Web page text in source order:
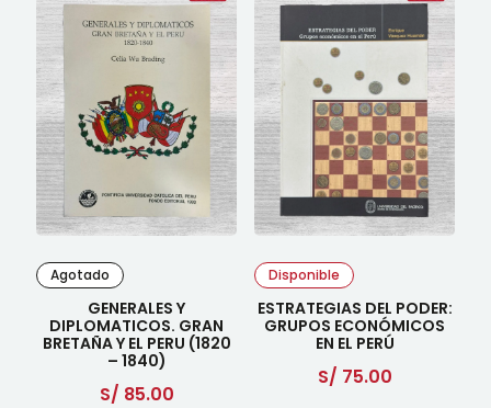
Agotado
GENERALES Y
DIPLOMATICOS. GRAN
BRETAÑA Y EL PERU (1820
– 1840)
S/ 85.00
Disponible
ESTRATEGIAS DEL PODER:
GRUPOS ECONÓMICOS
EN EL PERÚ
S/ 75.00